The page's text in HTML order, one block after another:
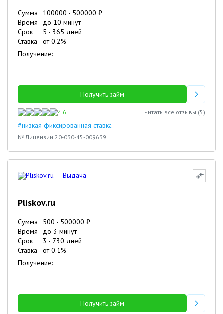
Сумма 100000 - 500000 ₽
Время
до 10 минут
Срок
5 - 365 дней
Ставка
от0.2%
Получение:
Получить займ
4.6 Читать все отзывы (5)
#низкая фиксированная ставка
№ Лицензии 20-030-45-009639
Pliskov.ru
Сумма 500 - 500000 ₽
Время
до 3 минут
Срок
3 - 730 дней
Ставка
от0.1%
Получение:
Получить займ